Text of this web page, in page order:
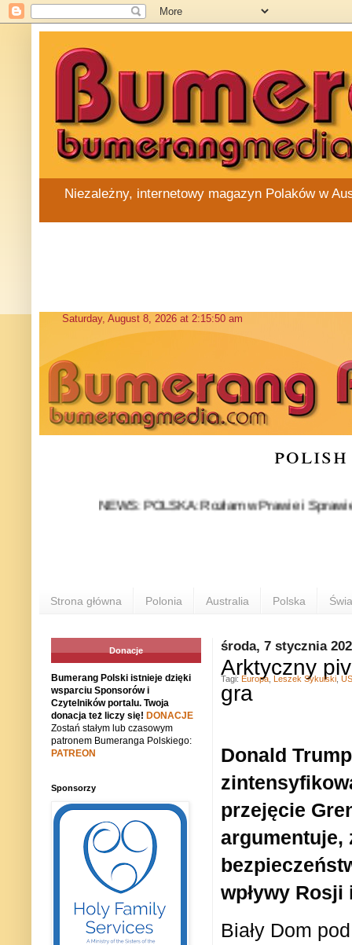
Niezależny, internetowy magazyn Polaków w
NEWS: POLSKA: Rozłam w Prawie i
Strona główna Polonia Australia Polska
środa, 7 stycznia
Arktyczny
gra
Donald
przejęcie
argumentuje,
wpływy
Biały Dom
Tagi: Europa Leszek Sykulski
Donacje
Bumerang Polski istnieje dzięki
wsparciu Sponsorów i
Czytelników portalu. Twoja
donacja też liczy się! DONACJE
Zostań stałym lub czasowym
patronem Bumeranga Polskiego:
PATREON
Sponsorzy